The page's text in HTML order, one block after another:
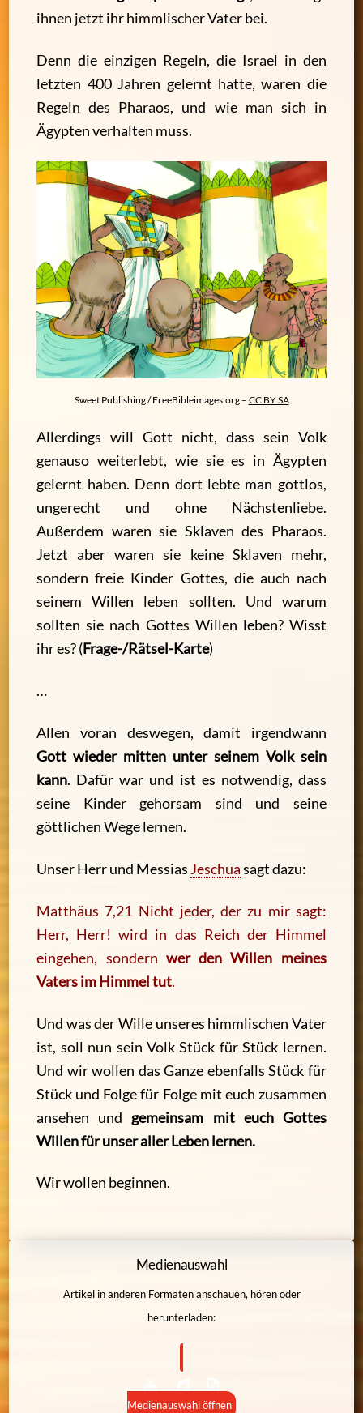
ihnen jetzt ihr himmlischer Vater bei.
Denn die einzigen Regeln, die Israel in den
letzten 400 Jahren gelernt hatte, waren die
Regeln des Pharaos, und wie man sich in
Ägypten verhalten muss.
Sweet Publishing / FreeBibleimages.org – CC BY SA
Allerdings will Gott nicht, dass sein Volk
genauso weiterlebt, wie sie es in Ägypten
gelernt haben. Denn dort lebte man gottlos,
ungerecht und ohne Nächstenliebe.
Außerdem waren sie Sklaven des Pharaos.
Jetzt aber waren sie keine Sklaven mehr,
sondern freie Kinder Gottes, die auch nach
seinem Willen leben sollten. Und warum
sollten sie nach Gottes Willen leben? Wisst
ihr es? (Frage-/Rätsel-Karte)
…
Allen voran deswegen, damit irgendwann
Gott wieder mitten unter seinem Volk sein
kann. Dafür war und ist es notwendig, dass
seine Kinder gehorsam sind und seine
göttlichen Wege lernen.
Unser Herr und Messias Jeschua sagt dazu:
Matthäus 7,21 Nicht jeder, der zu mir sagt:
Herr, Herr! wird in das Reich der Himmel
eingehen, sondern wer den Willen meines
Vaters im Himmel tut.
Und was der Wille unseres himmlischen Vater
ist, soll nun sein Volk Stück für Stück lernen.
Und wir wollen das Ganze ebenfalls Stück für
Stück und Folge für Folge mit euch zusammen
ansehen und gemeinsam mit euch Gottes
Willen für unser aller Leben lernen.
Wir wollen beginnen.
Medienauswahl
Artikel in anderen Formaten anschauen, hören oder
herunterladen:
Medienauswahl öffnen